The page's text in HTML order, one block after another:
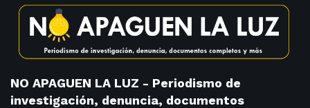
NO APAGUEN LA LUZ - Periodismo de
investigación, denuncia, documentos